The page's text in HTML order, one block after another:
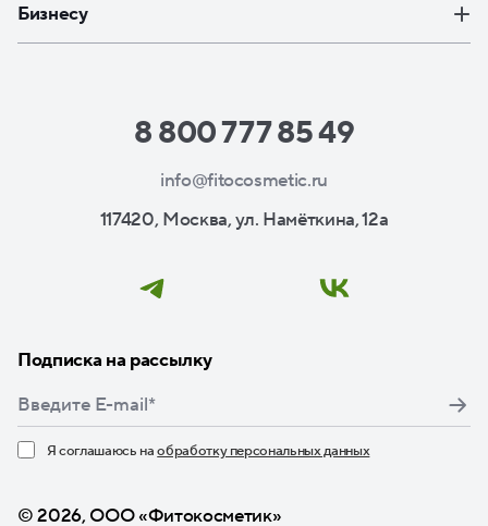
Бизнесу
8 800 777 85 49
info@fitocosmetic.ru
117420, Москва, ул. Намёткина, 12а
Подписка на рассылку
Я соглашаюсь наобработку персональных данных
© 2026, ООО «Фитокосметик»